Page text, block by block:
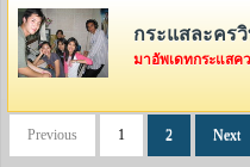
กระแสละคร
Previous 1 2 Next